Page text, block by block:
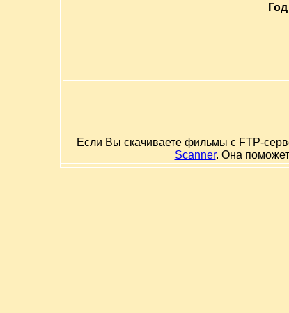
Если Вы скачиваете фильмы с FTP-
Scanner. Она